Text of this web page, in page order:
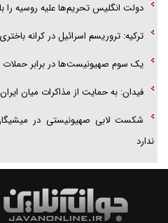
دولت انگلیس تحریم‌ها علیه روسیه را
ترکیه: تروریسم اسرائیل در کرانه
یک سوم صهیونیست‌ها در برابر
فیدان: به حمایت از مذاکرات میان
شکست لابی صهیونیستی در
ندارد